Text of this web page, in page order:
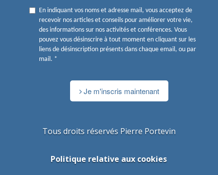
En indiquant vos noms et adresse mail, vous acceptez de
recevoir nos articles et conseils pour améliorer votre vie,
des informations sur nos activités et conférences. Vous
pouvez vous désinscrire à tout moment en cliquant sur les
liens de désinscription présents dans chaque email, ou par
mail. *
Je m'inscris maintenant
Tous droits réservés Pierre Portevin
Politique relative aux cookies